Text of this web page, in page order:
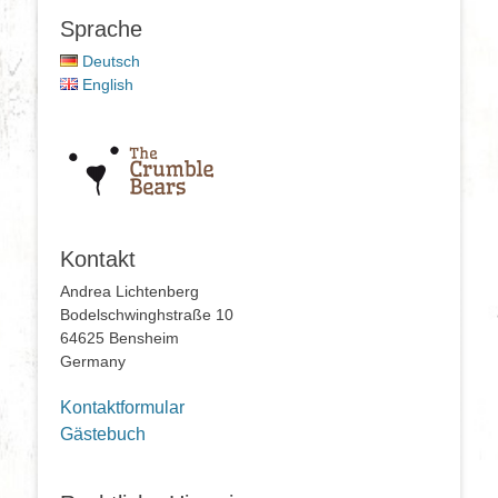
Sprache
Deutsch
English
Kontakt
Andrea Lichtenberg
Bodelschwinghstraße 10
64625 Bensheim
Germany
Kontaktformular
Gästebuch